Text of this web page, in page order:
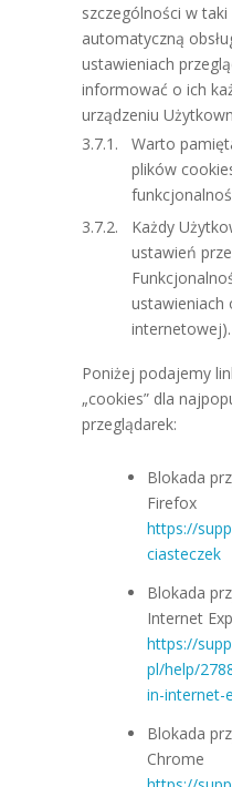
szczególności w
automatyczną
ustawieniach
informować o ich
urządzeniu
Warto
plików
Każdy
ustawień
ustawieniach
internetowej).
Poniżej podajemy
„cookies” dla
przeglądarek:
Blokada
Firefox
https://
ciasteczek
Blokada
Internet
https://
pl/help/
in-internet-
Blokada
Chrome